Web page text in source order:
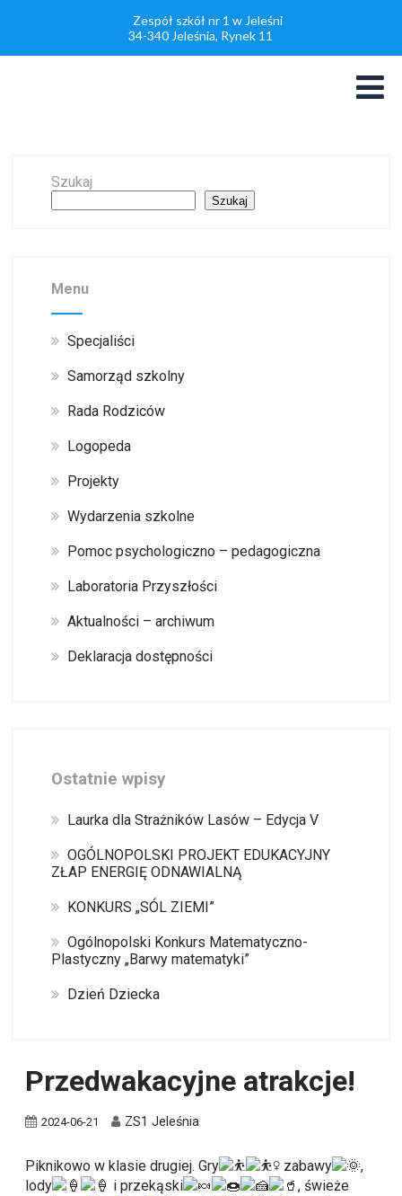
Zespół szkół nr 1 w Jeleśni
34-340 Jeleśnia, Rynek 11
Szukaj
Szukaj
Menu
Specjaliści
Samorząd szkolny
Rada Rodziców
Logopeda
Projekty
Wydarzenia szkolne
Pomoc psychologiczno – pedagogiczna
Laboratoria Przyszłości
Aktualności – archiwum
Deklaracja dostępności
Ostatnie wpisy
Laurka dla Strażników Lasów – Edycja V
OGÓLNOPOLSKI PROJEKT EDUKACYJNY
ZŁAP ENERGIĘ ODNAWIALNĄ
KONKURS „SÓL ZIEMI”
Ogólnopolski Konkurs Matematyczno-
Plastyczny „Barwy matematyki”
Dzień Dziecka
Przedwakacyjne atrakcje!
2024-06-21 ZS1 Jeleśnia
Piknikowo w klasie drugiej. Gry zabawy
,
lody
i przekąski
, świeże